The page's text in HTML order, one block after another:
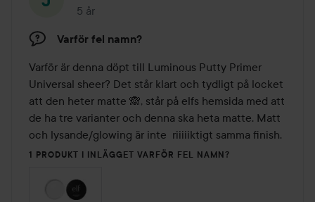
5 år
Inlägget skapades 5 år
Varför fel namn?
Varför är denna döpt till Luminous Putty Primer
Universal sheer? Det står klart och tydligt på locket
att den heter matte 🙈, står på elfs hemsida med att
de ha tre varianter och denna ska heta matte. Matt
och lysande/glowing är inte  riiiiiktigt samma finish.
1 PRODUKT I INLÄGGET VARFÖR FEL NAMN?